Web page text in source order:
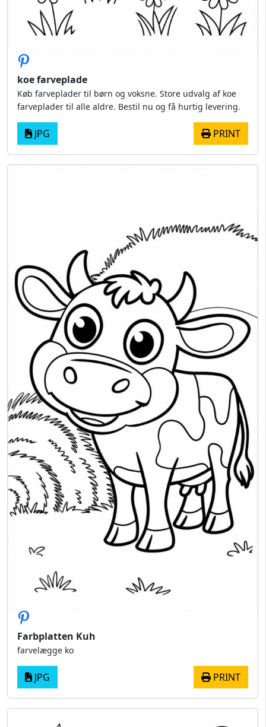
koe farveplade
Køb farveplader til børn og voksne. Store udvalg af koe
farveplader til alle aldre. Bestil nu og få hurtig levering.
JPG PRINT
Farbplatten Kuh
farvelægge ko
JPG PRINT